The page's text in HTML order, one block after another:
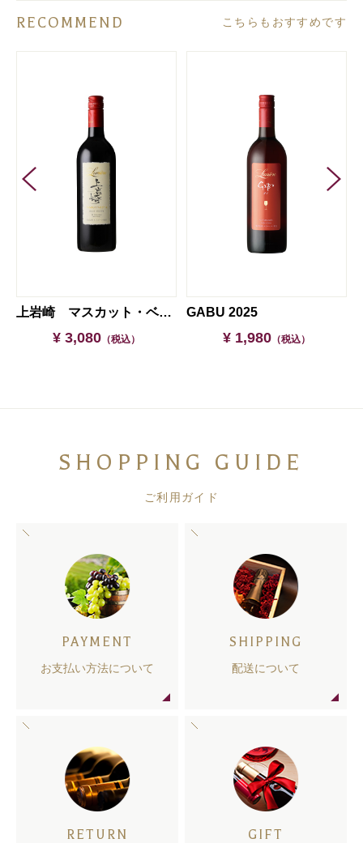
RECOMMEND こちらもおすすめです
上岩崎 マスカット・ベイリーＡ 2022
¥ 3,080 （税込）
GABU 2025
¥ 1,980 （税込）
SHOPPING GUIDE
ご利用ガイド
PAYMENT
お支払い方法について
SHIPPING
配送について
RETURN GIFT